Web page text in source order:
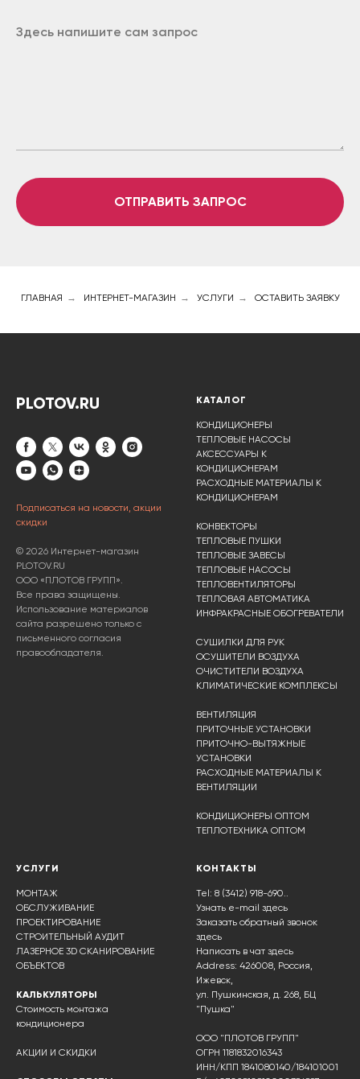
ОТПРАВИТЬ ЗАПРОС
ГЛАВНАЯ → ИНТЕРНЕТ-МАГАЗИН → УСЛУГИ → ОСТАВИТЬ ЗАЯВКУ
PLOTOV.RU
Подписаться на новости, акции
скидки
© 2026 Интернет-магазин
PLOTOV.RU
ООО «ПЛОТОВ ГРУПП».
Все права защищены.
Использование материалов
сайта разрешено только с
письменного согласия
правообладателя.
КАТАЛОГ
КОНДИЦИОНЕРЫ
ТЕПЛОВЫЕ НАСОСЫ
АКСЕССУАРЫ К
КОНДИЦИОНЕРАМ
РАСХОДНЫЕ МАТЕРИАЛЫ К
КОНДИЦИОНЕРАМ
КОНВЕКТОРЫ
ТЕПЛОВЫЕ ПУШКИ
ТЕПЛОВЫЕ ЗАВЕСЫ
ТЕПЛОВЫЕ НАСОСЫ
ТЕПЛОВЕНТИЛЯТОРЫ
ТЕПЛОВАЯ АВТОМАТИКА
ИНФРАКРАСНЫЕ ОБОГРЕВАТЕЛИ
СУШИЛКИ ДЛЯ РУК
ОСУШИТЕЛИ ВОЗДУХА
ОЧИСТИТЕЛИ ВОЗДУХА
КЛИМАТИЧЕСКИЕ КОМПЛЕКСЫ
ВЕНТИЛЯЦИЯ
ПРИТОЧНЫЕ УСТАНОВКИ
ПРИТОЧНО-ВЫТЯЖНЫЕ
УСТАНОВКИ
РАСХОДНЫЕ МАТЕРИАЛЫ К
ВЕНТИЛЯЦИИ
КОНДИЦИОНЕРЫ ОПТОМ
ТЕПЛОТЕХНИКА ОПТОМ
УСЛУГИ
МОНТАЖ
ОБСЛУЖИВАНИЕ
ПРОЕКТИРОВАНИЕ
СТРОИТЕЛЬНЫЙ АУДИТ
ЛАЗЕРНОЕ 3D СКАНИРОВАНИЕ
ОБЪЕКТОВ
КАЛЬКУЛЯТОРЫ
Стоимость монтажа
кондиционера
АКЦИИ И СКИДКИ
КОНТАКТЫ
Tel: 8 (3412) 918-690..
Узнать e-mail здесь
Заказать обратный звонок
здесь
Написать в чат здесь
Address: 426008, Россия,
Ижевск,
ул. Пушкинская, д. 268, БЦ
"Пушка"
ООО "ПЛОТОВ ГРУПП"
ОГРН 1181832016343
ИНН/КПП 1841080140/184101001